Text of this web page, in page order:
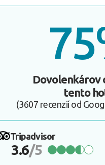
Dovolenkárov
tento
(3607 recenzií od
Tripadvisor
3.6/5